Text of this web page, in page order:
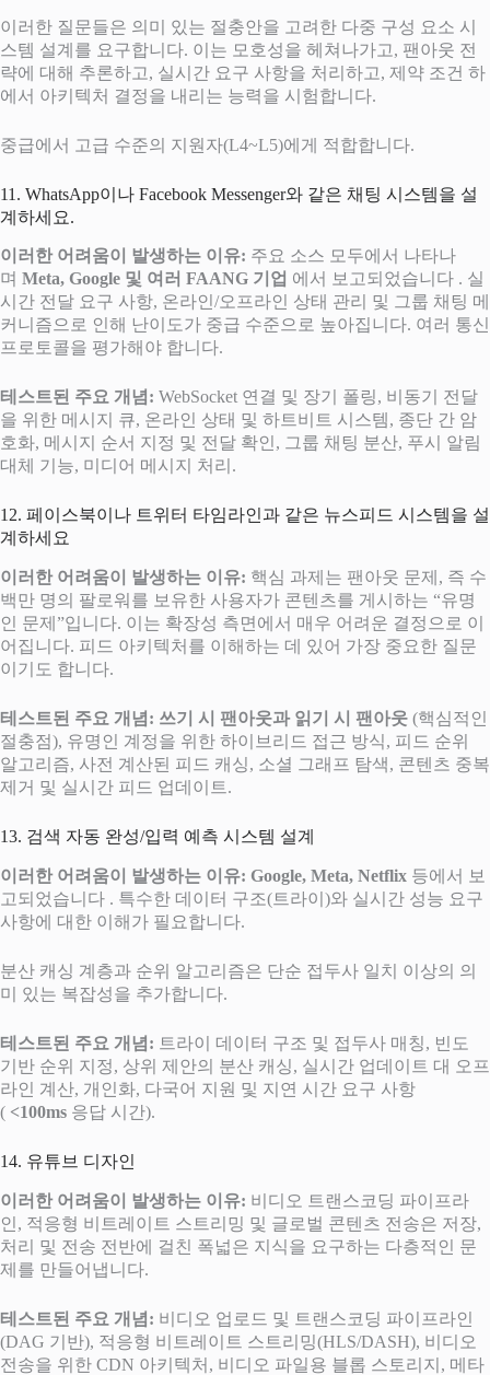
이러한 질문들은 의미 있는 절충안을 고려한 다중 구성 요소 시
스템 설계를 요구합니다. 이는 모호성을 헤쳐나가고, 팬아웃 전
략에 대해 추론하고, 실시간 요구 사항을 처리하고, 제약 조건 하
에서 아키텍처 결정을 내리는 능력을 시험합니다.
중급에서 고급 수준의 지원자(L4~L5)에게 적합합니다.
11. WhatsApp이나 Facebook Messenger와 같은 채팅 시스템을 설
계하세요.
이러한 어려움이 발생하는 이유: 주요 소스 모두에서 나타나
며 Meta, Google 및 여러 FAANG 기업 에서 보고되었습니다 . 실
시간 전달 요구 사항, 온라인/오프라인 상태 관리 및 그룹 채팅 메
커니즘으로 인해 난이도가 중급 수준으로 높아집니다. 여러 통신
프로토콜을 평가해야 합니다.
테스트된 주요 개념: WebSocket 연결 및 장기 폴링, 비동기 전달
을 위한 메시지 큐, 온라인 상태 및 하트비트 시스템, 종단 간 암
호화, 메시지 순서 지정 및 전달 확인, 그룹 채팅 분산, 푸시 알림
대체 기능, 미디어 메시지 처리.
12. 페이스북이나 트위터 타임라인과 같은 뉴스피드 시스템을 설
계하세요
이러한 어려움이 발생하는 이유: 핵심 과제는 팬아웃 문제, 즉 수
백만 명의 팔로워를 보유한 사용자가 콘텐츠를 게시하는 “유명
인 문제”입니다. 이는 확장성 측면에서 매우 어려운 결정으로 이
어집니다. 피드 아키텍처를 이해하는 데 있어 가장 중요한 질문
이기도 합니다.
테스트된 주요 개념: 쓰기 시 팬아웃과 읽기 시 팬아웃 (핵심적인
절충점), 유명인 계정을 위한 하이브리드 접근 방식, 피드 순위
알고리즘, 사전 계산된 피드 캐싱, 소셜 그래프 탐색, 콘텐츠 중복
제거 및 실시간 피드 업데이트.
13. 검색 자동 완성/입력 예측 시스템 설계
이러한 어려움이 발생하는 이유: Google, Meta, Netflix 등에서 보
고되었습니다 . 특수한 데이터 구조(트라이)와 실시간 성능 요구
사항에 대한 이해가 필요합니다.
분산 캐싱 계층과 순위 알고리즘은 단순 접두사 일치 이상의 의
미 있는 복잡성을 추가합니다.
테스트된 주요 개념: 트라이 데이터 구조 및 접두사 매칭, 빈도
기반 순위 지정, 상위 제안의 분산 캐싱, 실시간 업데이트 대 오프
라인 계산, 개인화, 다국어 지원 및 지연 시간 요구 사항
( <100ms 응답 시간).
14. 유튜브 디자인
이러한 어려움이 발생하는 이유: 비디오 트랜스코딩 파이프라
인, 적응형 비트레이트 스트리밍 및 글로벌 콘텐츠 전송은 저장,
처리 및 전송 전반에 걸친 폭넓은 지식을 요구하는 다층적인 문
제를 만들어냅니다.
테스트된 주요 개념: 비디오 업로드 및 트랜스코딩 파이프라인
(DAG 기반), 적응형 비트레이트 스트리밍(HLS/DASH), 비디오
전송을 위한 CDN 아키텍처, 비디오 파일용 블롭 스토리지, 메타